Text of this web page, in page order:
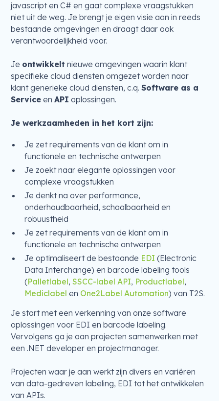
javascript en C# en gaat complexe vraagstukken
niet uit de weg. Je brengt je eigen visie aan in reeds
bestaande omgevingen en draagt daar ook
verantwoordelijkheid voor.
Je ontwikkelt nieuwe omgevingen waarin klant
specifieke cloud diensten omgezet worden naar
klant generieke cloud diensten, c.q.Software as a
Service enAPI oplossingen.
Je werkzaamheden in het kort zijn:
Je zet requirements van de klant om in
functionele en technische ontwerpen
Je zoekt naar elegante oplossingen voor
complexe vraagstukken
Je denkt na over performance,
onderhoudbaarheid, schaalbaarheid en
robuustheid
Je zet requirements van de klant om in
functionele en technische ontwerpen
Je optimaliseert de bestaande EDI (Electronic
Data Interchange) en barcode labeling tools
(Palletlabel,SSCC-label API, Productlabel,
Mediclabel en One2Label Automation) van T2S.
Je start met een verkenning van onze software
oplossingen voor EDI en barcode labeling.
Vervolgens ga je aan projecten samenwerken met
een .NET developer en projectmanager.
Projecten waar je aan werkt zijn divers en variëren
van data-gedreven labeling, EDI tot het ontwikkelen
van APIs.